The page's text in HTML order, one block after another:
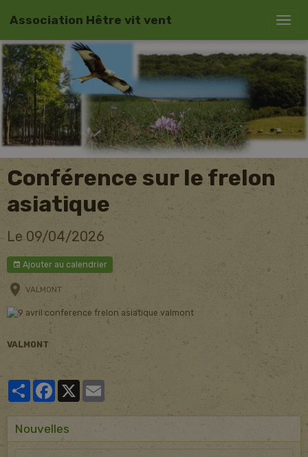
Association Hêtre vit vent
Conférence sur le frelon
asiatique
Le 09/04/2026
Ajouter au calendrier
VALMONT
VALMONT
PartagerFacebook
Nouvelles